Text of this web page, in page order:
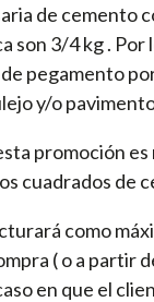
de cemento
son 3/4 kg . Por
pegamento
y/o
promoción
cuadrados de
como
( o a partir
en que el